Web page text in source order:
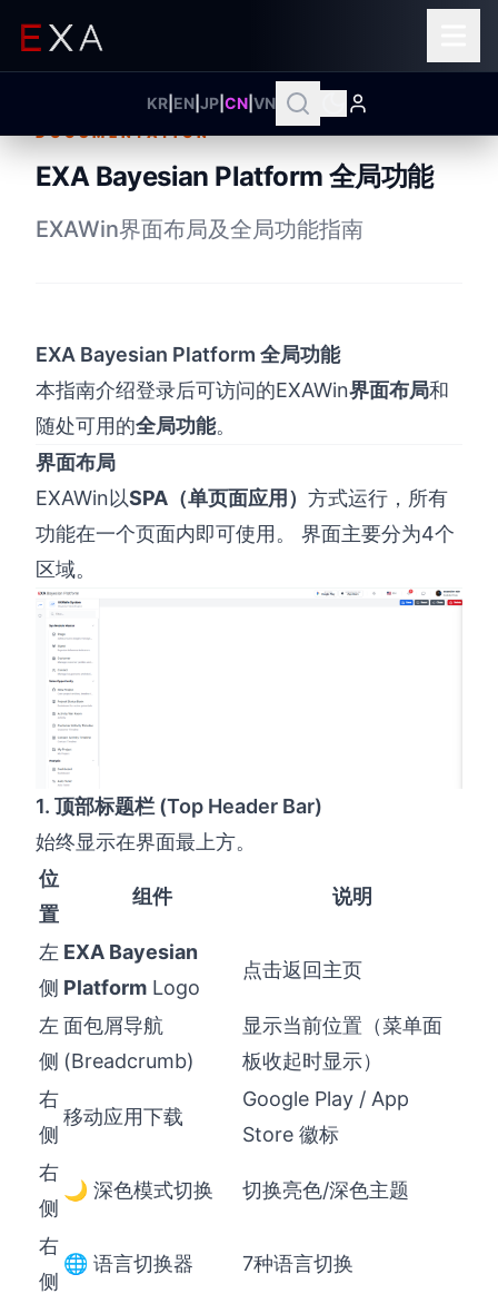
KR EN JP CN VN
DOCUMENTATION
EXA Bayesian Platform 全局功能
EXAWin界面布局及全局功能指南
EXA Bayesian Platform 全局功能
本指南介绍登录后可访问的EXAWin界面布局和
随处可用的全局功能。
界面布局
EXAWin以SPA（单页面应用） 方式运行，所有
功能在一个页面内即可使用。 界面主要分为4个
区域。
1. 顶部标题栏 (Top Header Bar)
始终显示在界面最上方。
位
置
组件 说明
左
侧
EXA Bayesian
Platform Logo
点击返回主页
左
侧
面包屑导航
(Breadcrumb)
显示当前位置（菜单面
板收起时显示）
右
侧
移动应用下载
Google Play / App
Store 徽标
右
侧
🌙 深色模式切换 切换亮色/深色主题
右
侧
🌐 语言切换器 7种语言切换